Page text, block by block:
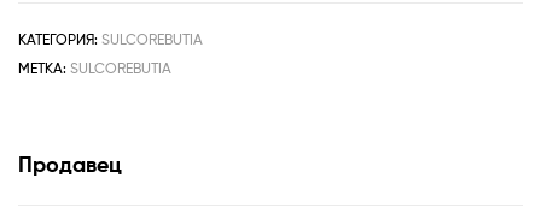
КАТЕГОРИЯ: SULCOREBUTIA
МЕТКА: SULCOREBUTIA
Продавец